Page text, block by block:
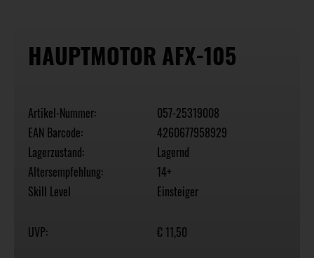
HAUPTMOTOR AFX-105
Artikel-Nummer:
057-25319008
EAN Barcode:
4260677958929
Lagerzustand:
Lagernd
Altersempfehlung:
14+
Skill Level
Einsteiger
UVP: € 11,50